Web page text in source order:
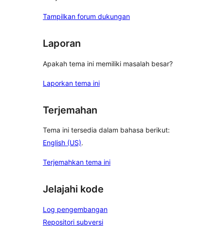
Tampilkan forum dukungan
Laporan
Apakah tema ini memiliki masalah besar?
Laporkan tema ini
Terjemahan
Tema ini tersedia dalam bahasa berikut:
English (US).
Terjemahkan tema ini
Jelajahi kode
Log pengembangan
Repositori subversi